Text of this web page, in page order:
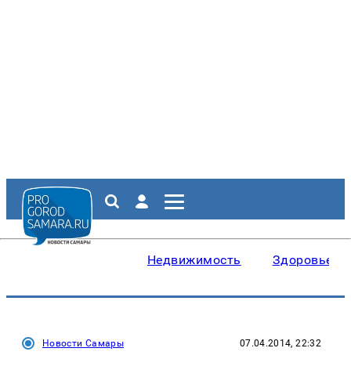
Недвижимость Здоровье
Новости Самары 07.04.2014, 22:32